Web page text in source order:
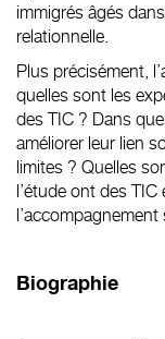
immigrés âgés
relationnelle.
Plus précisément,
quelles sont les
des TIC ? Dans
améliorer leur lien
limites ? Quelles
l’étude ont des
Biographie